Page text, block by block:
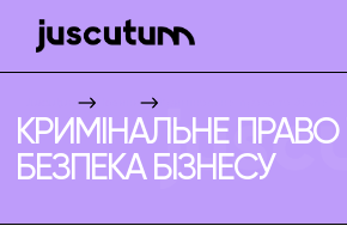
КРИМІНАЛЬНЕ ПРАВО
БЕЗПЕКА БІЗНЕСУ